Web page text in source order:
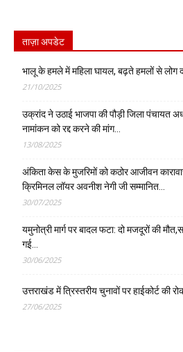
ताज़ा अपडेट
भालू के हमले में महिला घायल, बढ़ते हमलों से लोग
21/10/2025
उक्रांद ने उठाई भाजपा की पौड़ी जिला पंचायत
नामांकन को रद्द करने की मांग…
13/08/2025
अंकिता केस के मुजरिमों को कठोर आजीवन
क्रिमिनल लॉयर अवनीश नेगी जी सम्मानित…
30/07/2025
यमुनोत्री मार्ग पर बादल फटा: दो मजदूरों की
गई…
30/06/2025
उत्तराखंड में त्रिस्तरीय चुनावों पर हाईकोर्ट की
27/06/2025